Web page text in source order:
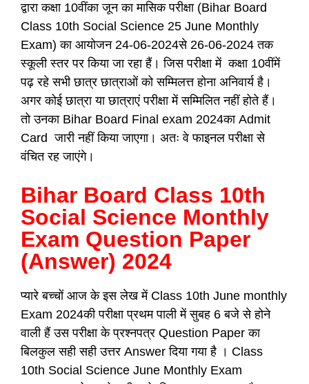
द्वारा कक्षा 10वींका जून का मासिक परीक्षा (Bihar Board
Class 10th Social Science 25 June Monthly
Exam) का आयोजन 24-06-2024से 26-06-2024 तक
स्कूली स्तर पर किया जा रहा हैं। जिस परीक्षा में कक्षा 10वींमें
पढ़ रहे सभी छात्र छात्राओं को सम्मिलत्त होना अनिवार्य है।
अगर कोई छात्रा या छात्राएं परीक्षा में सम्मिलित नहीं होते हैं।
तो उनका Bihar Board Final exam 2024का Admit
Card जारी नहीं किया जाएगा। अतः वे फाइनल परीक्षा से
वंचित रह जाएंगे।
Bihar Board Class 10th
Social Science Monthly
Exam Question Paper
(Answer) 2024
प्यारे बच्चों आज के इस लेख में Class 10th June monthly
Exam 2024की परीक्षा प्रथम पाली में सुबह 6 बजे से होने
वाली हैं उस परीक्षा के प्रश्नपत्र Question Paper का
बिलकुल सही सही उत्तर Answer दिया गया है । Class
10th Social Science June Monthly Exam